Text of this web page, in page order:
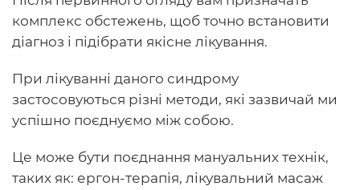
комплекс обстежень, щоб точно встановити
діагноз і підібрати якісне лікування.
При лікуванні даного синдрому
застосовуються різні методи, які зазвичай ми
успішно поєднуємо між собою.
Це може бути поєднання мануальних технік,
таких як: ергон-терапія, лікувальний масаж